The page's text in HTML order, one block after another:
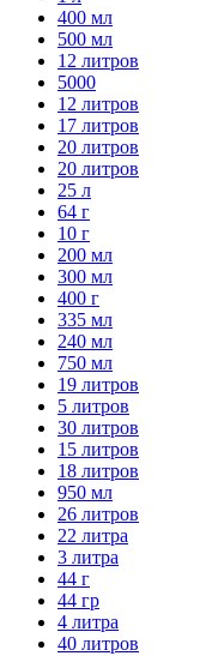
400 мл
500 мл
12 литров
5000
12 литров
17 литров
20 литров
20 литров
25 л
64 г
10 г
200 мл
300 мл
400 г
335 мл
240 мл
750 мл
19 литров
5 литров
30 литров
15 литров
18 литров
950 мл
26 литров
22 литра
3 литра
44 г
44 гр
4 литра
40 литров